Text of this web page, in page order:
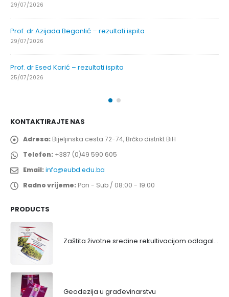
29/07/2026
Prof. dr Azijada Beganlić – rezultati ispita
29/07/2026
Prof. dr Esed Karić – rezultati ispita
25/07/2026
KONTAKTIRAJTE NAS
Adresa: Bijeljinska cesta 72-74, Brčko distrikt BiH
Telefon: +387 (0)49 590 605
Email:info@eubd.edu.ba
Radno vrijeme: Pon - Sub / 08:00 - 19:00
PRODUCTS
Zaštita životne sredine rekultivacijom odlagališta
Geodezija u građevinarstvu